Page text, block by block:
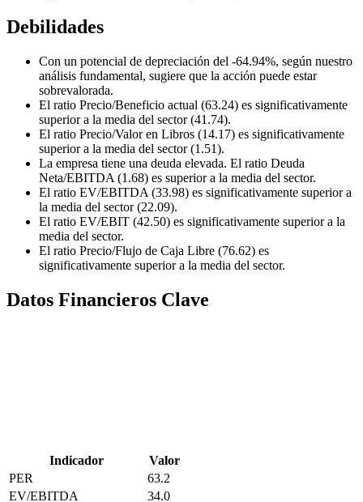
Debilidades
Con un potencial de depreciación del -64.94%, según nuestro
análisis fundamental, sugiere que la acción puede estar
sobrevalorada.
El ratio Precio/Beneficio actual (63.24) es significativamente
superior a la media del sector (41.74).
El ratio Precio/Valor en Libros (14.17) es significativamente
superior a la media del sector (1.51).
La empresa tiene una deuda elevada. El ratio Deuda
Neta/EBITDA (1.68) es superior a la media del sector.
El ratio EV/EBITDA (33.98) es significativamente superior a
la media del sector (22.09).
El ratio EV/EBIT (42.50) es significativamente superior a la
media del sector.
El ratio Precio/Flujo de Caja Libre (76.62) es
significativamente superior a la media del sector.
Datos Financieros Clave
Indicador
Valor
PER
63.2
EV/EBITDA
34.0